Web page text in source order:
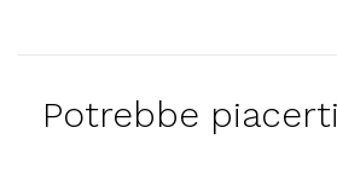
Potrebbe